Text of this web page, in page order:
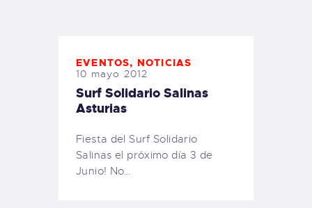
EVENTOS, NOTICIAS
10 mayo 2012
Surf Solidario Salinas
Asturias
Fiesta del Surf Solidario
Salinas el próximo día 3 de
Junio! No…